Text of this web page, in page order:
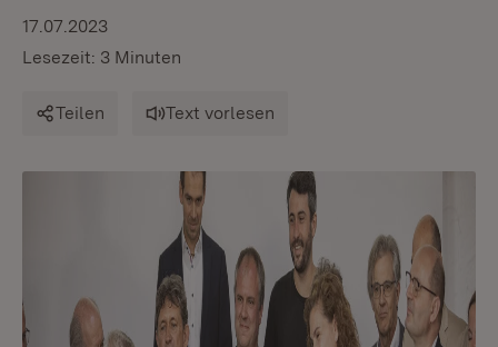
17.07.2023
Lesezeit: 3 Minuten
Teilen Text vorlesen